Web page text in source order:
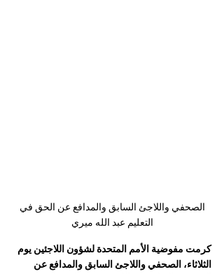
الصحفي واللاجئ السابق والمدافع عن الحق في
التعليم عبد الله ميري
كرمت مفوضية الأمم المتحدة لشؤون اللاجئين يوم
الثلاثاء، الصحفي واللاجئ السابق والمدافع عن